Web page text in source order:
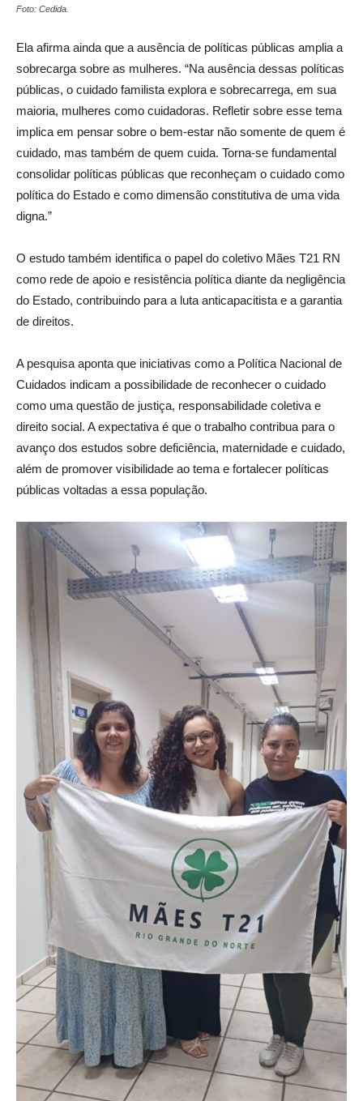
Foto: Cedida.
Ela afirma ainda que a ausência de políticas públicas amplia a
sobrecarga sobre as mulheres. “Na ausência dessas políticas
públicas, o cuidado familista explora e sobrecarrega, em sua
maioria, mulheres como cuidadoras. Refletir sobre esse tema
implica em pensar sobre o bem-estar não somente de quem é
cuidado, mas também de quem cuida. Torna-se fundamental
consolidar políticas públicas que reconheçam o cuidado como
política do Estado e como dimensão constitutiva de uma vida
digna.”
O estudo também identifica o papel do coletivo Mães T21 RN
como rede de apoio e resistência política diante da negligência
do Estado, contribuindo para a luta anticapacitista e a garantia
de direitos.
A pesquisa aponta que iniciativas como a Política Nacional de
Cuidados indicam a possibilidade de reconhecer o cuidado
como uma questão de justiça, responsabilidade coletiva e
direito social. A expectativa é que o trabalho contribua para o
avanço dos estudos sobre deficiência, maternidade e cuidado,
além de promover visibilidade ao tema e fortalecer políticas
públicas voltadas a essa população.